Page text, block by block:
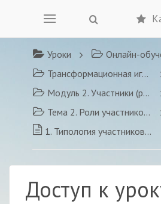
Уроки
Онлайн-
Трансформационная игра «Властелин перемен»
Модуль 2. Участники (роли) в игропрактике
Тема 2. Роли участников Трансформационных игр
1. Типология участников: классификация игроков, работа с проблемными игроками
Доступ к